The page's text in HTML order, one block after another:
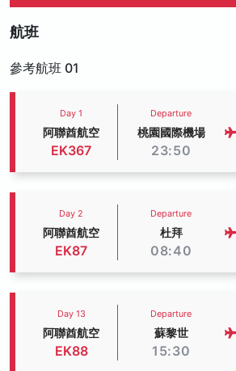
航班
參考航班 01
Day 1
阿聯酋航空
EK367
Departure
桃園國際機場
23:50
Day 2
阿聯酋航空
EK87
Departure
杜拜
08:40
Day 13
阿聯酋航空
EK88
Departure
蘇黎世
15:30